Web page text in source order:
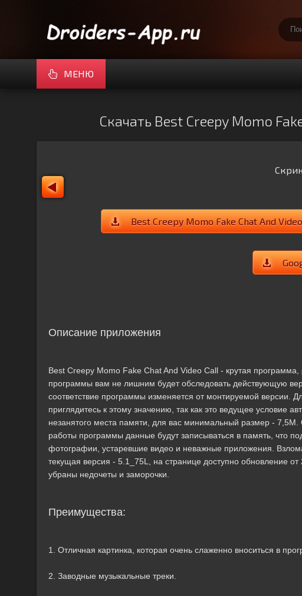
МЕНЮ
Скачать Best Creepy Momo
Best Creepy Momo Fake Chat And
Описание приложения
Best Creepy Momo Fake Chat And Video Call - крутая
программы вам не лишним будет обследовать действующую
соответствие программы изменяется от монтируемой
приглядитесь к этому значению, так как это ведущее условие
незанятого места памяти, для вас минимальный размер -
работы программы данные будут записываться в память, что
фотографии, устаревшие видео и неважные приложения.
текущая версия - 5.1_75L, на странице доступно обновление
убраны недочеты и заморочки.
Преимущества:
1. Отличная картинка, которая очень слаженно вноситься в
2. Заводные музыкальные треки.